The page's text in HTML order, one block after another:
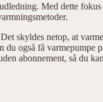
Med dette
skyldes netop, at
også få varmepumpe
abonnement, så du